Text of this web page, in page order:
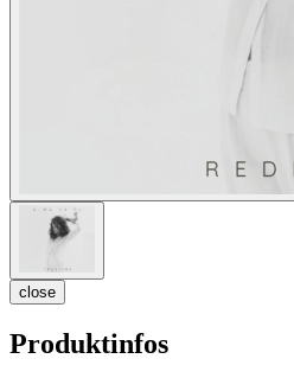
close
Produktinfos